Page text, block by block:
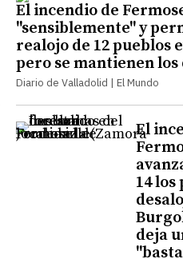
El incendio de
"sensiblemente" y
realojo de 12 pueblos
pero se mantienen los
Diario de Valladolid | El Mundo
El
14 los
deja